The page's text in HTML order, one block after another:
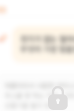
전기가 없는 철
무엇이 가장 힘들
주스를 못 먹는 거요. 그